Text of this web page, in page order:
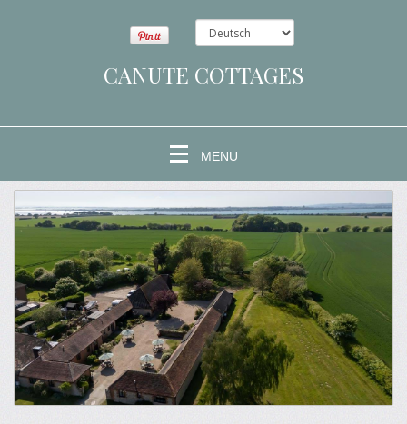
CANUTE COTTAGES
MENU